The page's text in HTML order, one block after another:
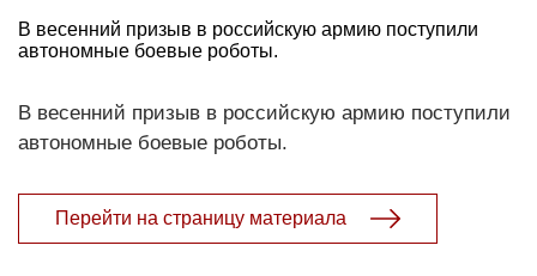
В весенний призыв в российскую армию поступили
автономные боевые роботы.
В весенний призыв в российскую армию поступили
автономные боевые роботы.
Перейти на страницу материала